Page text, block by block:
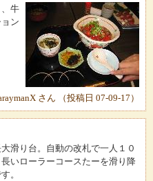
牛
ン
さん （投稿日 07-09-17）
滑り台。自動の改札で一人１０
いローラーコースたーを滑り降
。